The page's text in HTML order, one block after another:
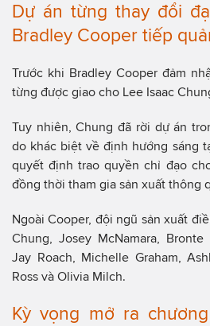
Dự án từng thay đổi
Bradley Cooper tiếp
Trước khi Bradley Cooper đảm
từng được giao cho Lee Isaac
Tuy nhiên, Chung đã rời dự án
do khác biệt về định hướng sáng
quyết định trao quyền chỉ đạo
đồng thời tham gia sản xuất thông
Ngoài Cooper, đội ngũ sản xuất
Chung, Josey McNamara, Bronte
Jay Roach, Michelle Graham,
Ross và Olivia Milch.
Kỳ vọng mở ra